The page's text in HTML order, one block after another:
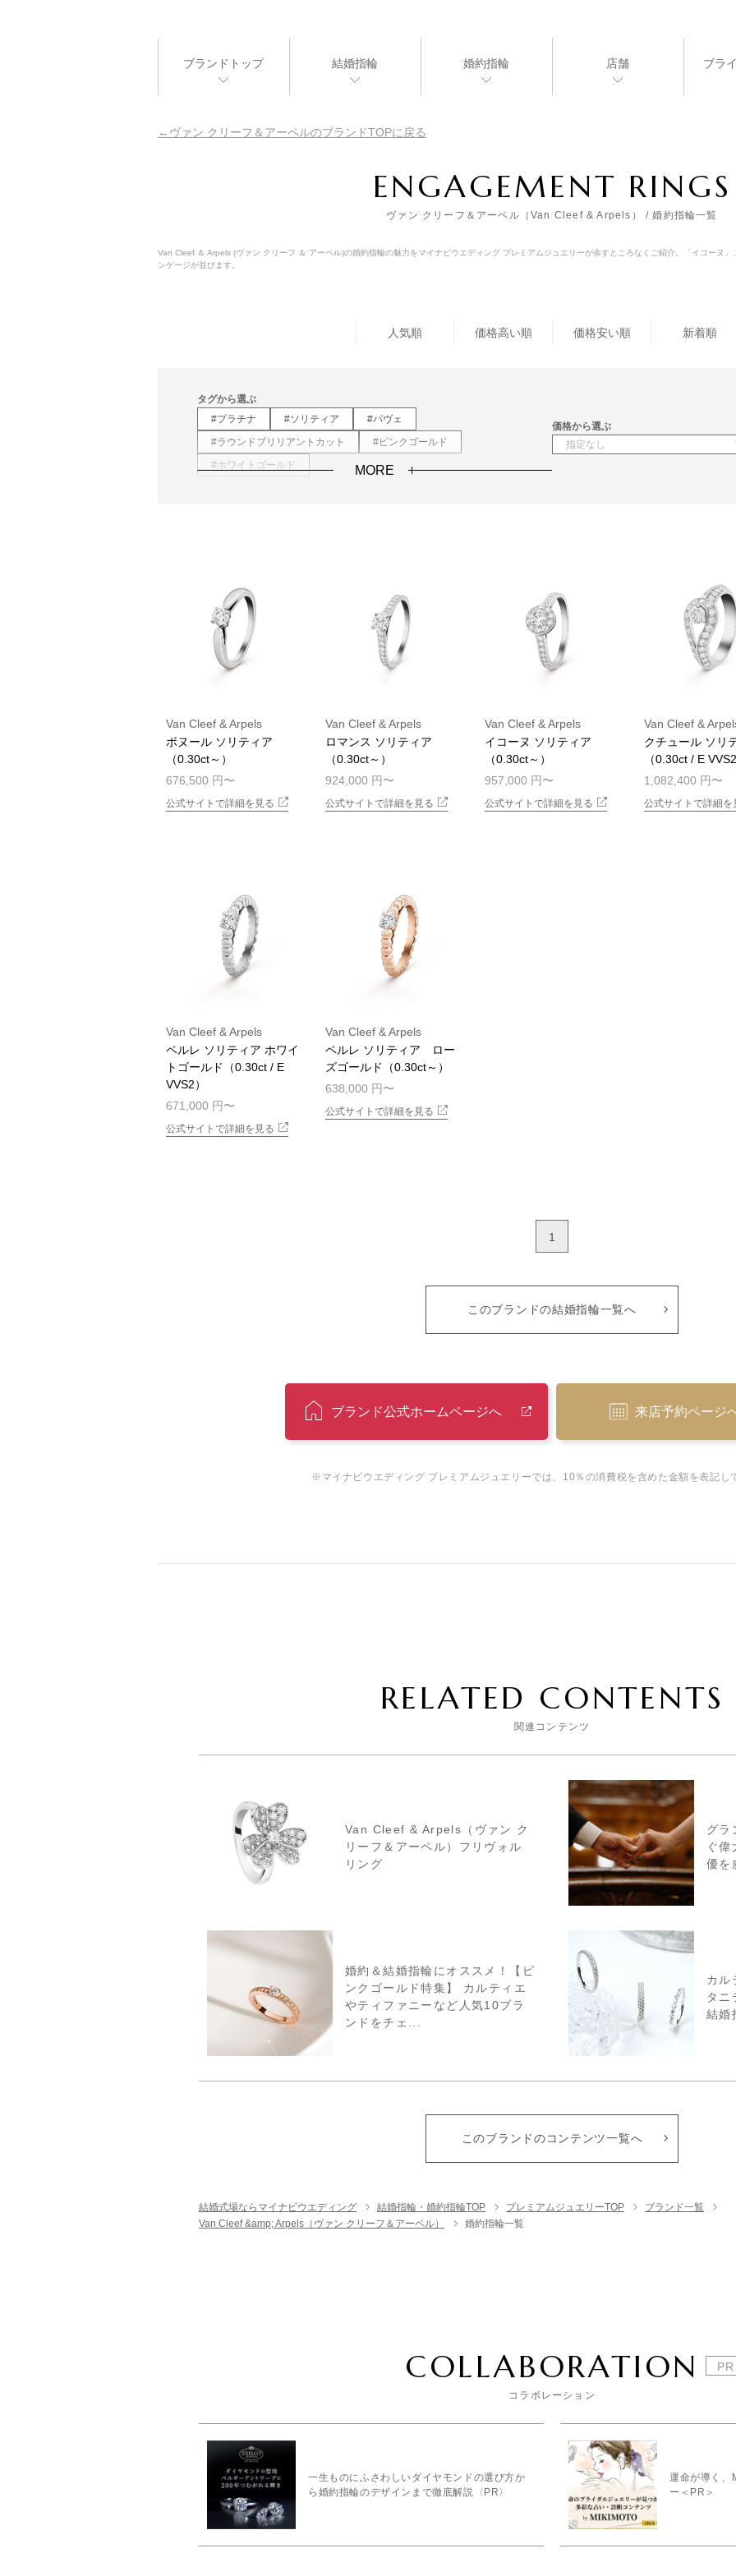
ブランドトップ 結婚指輪 婚約指輪 店舗 ブラ
ヴァン クリーフ＆アーペルのブランドTOPに戻る
ENGAGEMENT RINGS
ヴァン クリーフ＆アーペル（Van Cleef & Arpels） / 婚約指輪一覧
Van Cleef ＆ Arpels (ヴァン クリーフ ＆ アーペル)の婚約指輪の魅力をマイナビウエディング プレミアムジュエリーが余すところなくご紹介。「イコーヌ
ンゲージが並びます。
人気順 価格高い順 価格安い順 新着順
タグから選ぶ
#プラチナ
#ソリティア
#パヴェ
#ラウンドブリリアントカット
#ピンクゴールド
#ホワイトゴールド
MORE
価格から選ぶ
Van Cleef & Arpels
ボヌール ソリティア
（0.30ct～）
676,500 円
公式サイトで詳細を見る
Van Cleef & Arpels
ロマンス ソリティア
（0.30ct～）
924,000 円
公式サイトで詳細を見る
Van Cleef & Arpels
イコーヌ ソリティア
（0.30ct～）
957,000 円
公式サイトで詳細を見る
Van Cleef &
クチュール ソリ
（0.30ct / E
1,082,400 円
公式サイトで詳細を
Van Cleef & Arpels
ペルレ ソリティア ホワイ
トゴールド（0.30ct / E
VVS2）
671,000 円
公式サイトで詳細を見る
Van Cleef & Arpels
ペルレ ソリティア ロー
ズゴールド（0.30ct～）
638,000 円
公式サイトで詳細を見る
1
このブランドの結婚指輪一覧へ
ブランド公式ホームページへ 来店予約ページ
※マイナビウエディング プレミアムジュエリーでは、10％の消費税を含めた金額を表記し
RELATED CONTENTS
関連コンテンツ
Van Cleef & Arpels（ヴァン ク
リーフ＆アーペル）フリヴォル
リング
グラ
ぐ
優を
婚約＆結婚指輪にオススメ！【ピ
ンクゴールド特集】 カルティエ
やティファニーなど人気10ブラ
ンドをチェ...
カル
タニ
結婚
このブランドのコンテンツ一覧へ
結婚式場ならマイナビウエディング 結婚指輪・婚約指輪TOP プレミアムジュエリーTOP
ブランド一覧
Van Cleef &amp; Arpels（ヴァン クリーフ＆アーペル）
婚約指輪一覧
COLLABORATION
コラボレーション
一生ものにふさわしいダイヤモンドの選び方か
ら婚約指輪のデザインまで徹底解説〈PR〉
運命が導く、
ー＜PR＞